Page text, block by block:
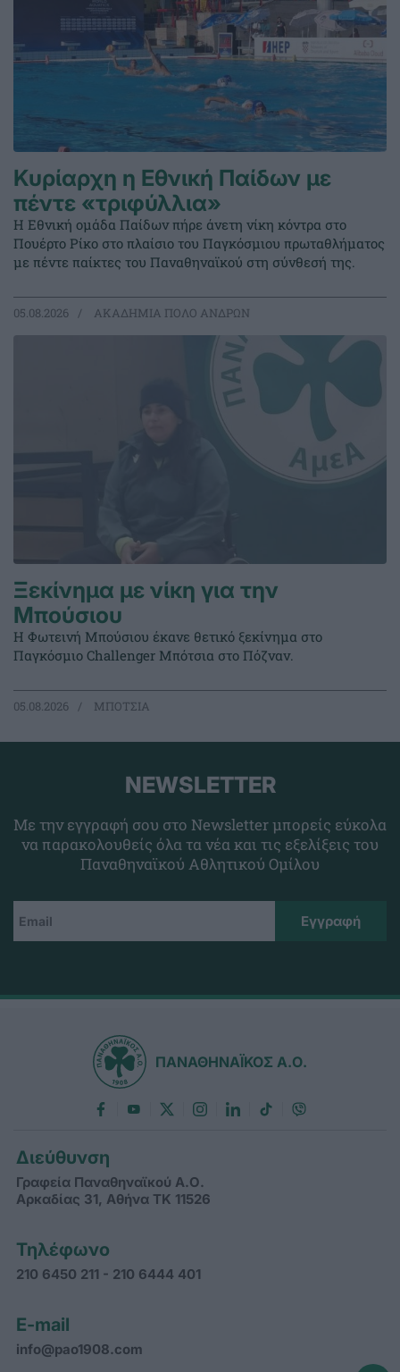
Κυρίαρχη η Εθνική Παίδων με
πέντε «τριφύλλια»
Η Εθνική ομάδα Παίδων πήρε άνετη νίκη κόντρα στο
Πουέρτο Ρίκο στο πλαίσιο του Παγκόσμιου πρωταθλήματος
με πέντε παίκτες του Παναθηναϊκού στη σύνθεσή της.
05.08.2026 ΑΚΑΔΗΜΙΑ ΠΟΛΟ ΑΝΔΡΩΝ
Ξεκίνημα με νίκη για την
Μπούσιου
Η Φωτεινή Μπούσιου έκανε θετικό ξεκίνημα στο
Παγκόσμιο Challenger Μπότσια στο Πόζναν.
05.08.2026 ΜΠΟΤΣΙΑ
NEWSLETTER
Με την εγγραφή σου στο Newsletter μπορείς εύκολα
να παρακολουθείς όλα τα νέα και τις εξελίξεις του
Παναθηναϊκού Αθλητικού Ομίλου
ΠΑΝΑΘΗΝΑΪΚΟΣ Α.Ο.
Διεύθυνση
Γραφεία Παναθηναϊκού Α.Ο.
Αρκαδίας 31, Αθήνα ΤΚ 11526
Τηλέφωνο
210 6450 211 - 210 6444 401
E-mail
info@pao1908.com